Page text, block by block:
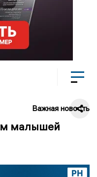
Важная новость
малышей